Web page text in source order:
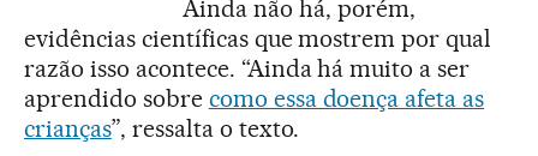
Ainda não há, porém,
evidências científicas que mostrem por qual
razão isso acontece. “Ainda há muito a ser
aprendido sobre como essa doença afeta as
crianças”, ressalta o texto.